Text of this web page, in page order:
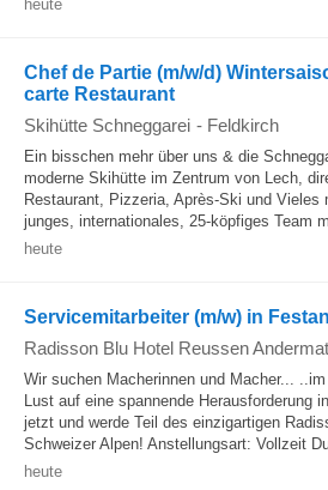
heute
Chef de Partie (m/w/d)
carte Restaurant
Skihütte Schneggarei - Feldkirch
Ein bisschen mehr über uns & die
moderne Skihütte im Zentrum von Lech,
Restaurant, Pizzeria, Après-Ski und Vieles
junges, internationales, 25-köpfiges Team
heute
Servicemitarbeiter (m/w) in
Radisson Blu Hotel Reussen
Wir suchen Macherinnen und Macher...
Lust auf eine spannende Herausforderung
jetzt und werde Teil des einzigartigen
Schweizer Alpen! Anstellungsart: Vollzeit
heute